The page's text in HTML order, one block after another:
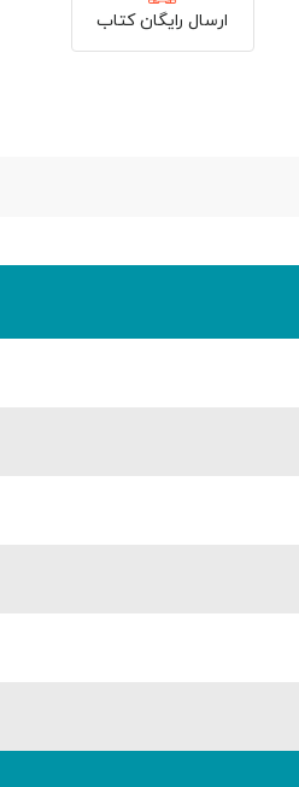
ارسال رایگان کتاب